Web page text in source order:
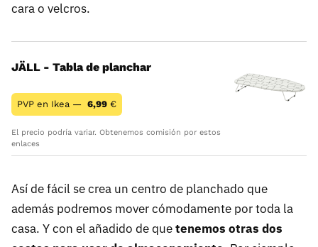
cara o velcros.
JÄLL - Tabla de planchar
PVP en Ikea — 6,99 €
El precio podría variar. Obtenemos comisión por estos
enlaces
Así de fácil se crea un centro de planchado que
además podremos mover cómodamente por toda la
casa. Y con el añadido de quetenemos otras dos